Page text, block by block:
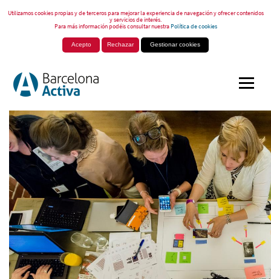
Utilizamos cookies propias y de terceros para mejorar la experiencia de navegación y ofrecer contenidos
y servicios de interés.
Para más información podéis consultar nuestraPolítica de cookies
Acepto Rechazar Gestionar cookies